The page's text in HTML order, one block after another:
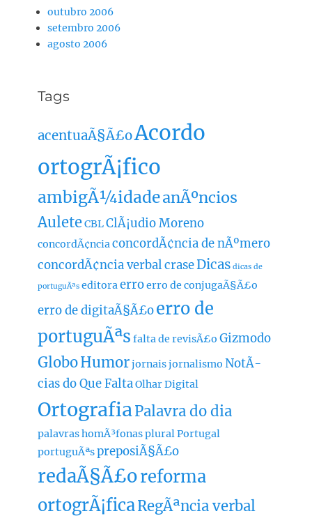
outubro 2006
setembro 2006
agosto 2006
Tags
acentuaÃ§Ã£oAcordo
ortogrÃ¡fico
ambigÃ¼idadeanÃºncios
AuleteCBLClÃ¡udio Moreno
concordÃ¢nciaconcordÃ¢ncia de nÃºmero
concordÃ¢ncia verbalcraseDicas dicas de
portuguÃªs editoraerroerro de conjugaÃ§Ã£o
erro de digitaÃ§Ã£oerro de
portuguÃªs falta de revisÃ£o Gizmodo
GloboHumorjornaisjornalismo NotÃ­
cias do Que FaltaOlhar Digital
OrtografiaPalavra do dia
palavras homÃ³fonaspluralPortugal
portuguÃªspreposiÃ§Ã£o
redaÃ§Ã£oreforma
ortogrÃ¡ficaRegÃªncia verbal